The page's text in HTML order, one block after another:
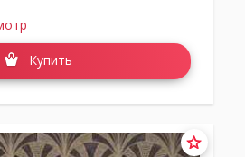
Купить